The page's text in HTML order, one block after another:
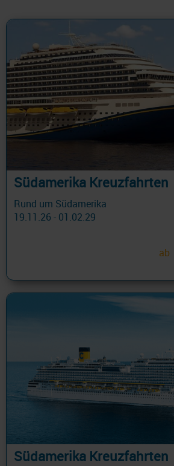
Südamerika Kreuzfahrten
Rund um Südamerika
19.11.26 - 01.02.29
ab
Südamerika Kreuzfahrten